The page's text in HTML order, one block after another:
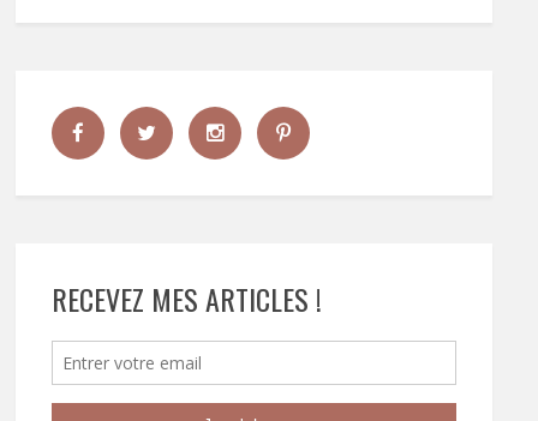
RECEVEZ MES ARTICLES !